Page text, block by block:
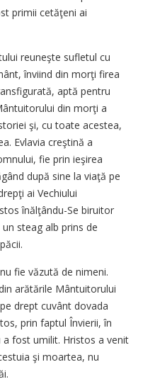
primii cetăţeni ai
reuneşte sufletul cu
înviind din morţi firea
aptă pentru
din morţi a
şi, cu toate acestea,
Evlavia creştină a
fie prin ieşirea
după sine la viaţă pe
ai Vechiului
înălţându-Se biruitor
steag alb prins de
fie văzută de nimeni.
arătările Mântuitorului
drept cuvânt dovada
prin faptul Învierii, în
fost umilit. Hristos a venit
şi moartea, nu